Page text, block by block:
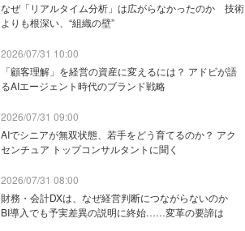
なぜ「リアルタイム分析」は広がらなかったのか 技術
よりも根深い、“組織の壁”
2026/07/31 10:00
「顧客理解」を経営の資産に変えるには？ アドビが語
るAIエージェント時代のブランド戦略
2026/07/31 09:00
AIでシニアが無双状態、若手をどう育てるのか？ アク
センチュア トップコンサルタントに聞く
2026/07/31 08:00
財務・会計DXは、なぜ経営判断につながらないのか
BI導入でも予実差異の説明に終始……変革の要諦は